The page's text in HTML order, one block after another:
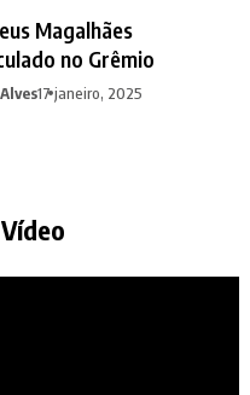
Magalhães
no Grêmio
17 janeiro, 2025